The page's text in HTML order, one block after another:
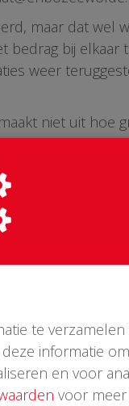
maar dat wel
bedrag bij elkaar
weer
niet uit hoe
zijn we er al!
te
informatie
en voor
voor